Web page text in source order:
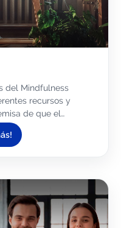
del Mindfulness
recursos y
de que el
y universal que nos